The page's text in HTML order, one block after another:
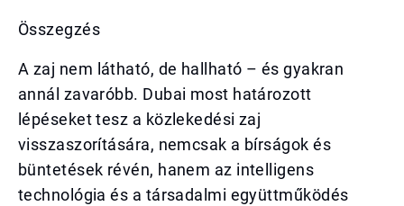
Összegzés
A zaj nem látható, de hallható – és gyakran
annál zavaróbb. Dubai most határozott
lépéseket tesz a közlekedési zaj
visszaszorítására, nemcsak a bírságok és
büntetések révén, hanem az intelligens
technológia és a társadalmi együttműködés